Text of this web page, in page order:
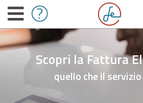
Scopri la Fattura
quello che il